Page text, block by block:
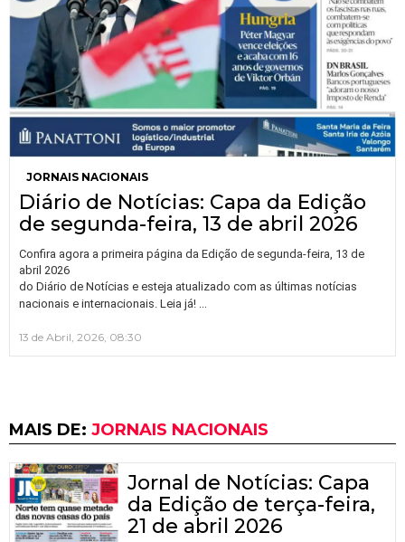
JORNAIS NACIONAIS
Diário de Notícias: Capa da Edição
de segunda-feira, 13 de abril 2026
Confira agora a primeira página da Edição de segunda-feira, 13 de
abril 2026
do Diário de Notícias e esteja atualizado com as últimas notícias
nacionais e internacionais. Leia já! …
13 de Abril, 2026, 08:30
MAIS DE: JORNAIS NACIONAIS
Jornal de Notícias: Capa
da Edição de terça-feira,
21 de abril 2026